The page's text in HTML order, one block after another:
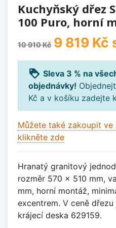
Kuchyňský dřez
100 Puro, horní
10 910 Kč 9 819 Kč
loyalty Sleva 3 % na
objednávky!
Kč a v košíku zadejte
Můžete také zakoupit
klikněte zde
Hranatý granitový
rozměr 570 x 510 mm,
mm, horní montáž,
excentrem. V ceně
krájecí deska 629159.